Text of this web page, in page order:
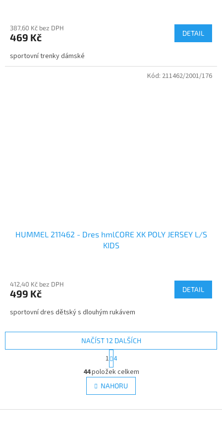
387,60 Kč bez DPH
469 Kč DETAIL
sportovní trenky dámské
HUMMEL 211462 - Dres hmlCORE XK POLY JERSEY L/S
KIDS
412,40 Kč bez DPH
499 Kč DETAIL
sportovní dres dětský s dlouhým rukávem
Kód: 211462/2001/176
O
v
l
á
NAČÍST 12 DALŠÍCH
S
t
r
á
n
k
v
1 4
44položek celkem
NAHORU